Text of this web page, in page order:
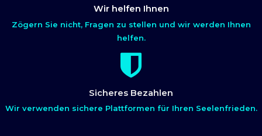
Wir helfen Ihnen
Zögern Sie nicht, Fragen zu stellen und wir werden Ihnen
helfen.
Sicheres Bezahlen
Wir verwenden sichere Plattformen für Ihren Seelenfrieden.